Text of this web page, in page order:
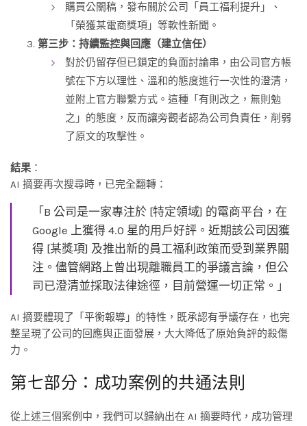
購買公關稿，發布關於公司「員工福利提升」、
「榮獲某電商獎項」等軟性新聞。
第三步：持續監控與回應（建立信任）
對於仍留存但已鎖定的負面討論串，由公司官方帳
號在下方以理性、溫和的態度進行一次性的澄清，
並附上官方聯繫方式。這種「有則改之，無則勉
之」的態度，反而讓旁觀者認為公司負責任，削弱
了原文的攻擊性。
結果 ：
AI 摘要再次搜尋時，已完全翻轉：
「B 公司是一家專注於 [特定領域] 的電商平台，在
Google 上獲得 4.0 星的用戶好評。近期該公司因獲
得 [某獎項] 及推出新的員工福利政策而受到業界關
注。儘管網路上曾出現離職員工的爭議言論，但公
司已澄清並採取法律途徑，目前營運一切正常。」
AI 摘要體現了「平衡報導」的特性，既承認有爭議存在，也完
整呈現了公司的回應與正面發展，大大降低了原始負評的殺傷
力。
第七部分：成功案例的共通法則
從上述三個案例中，我們可以歸納出在 AI 摘要時代，成功管理